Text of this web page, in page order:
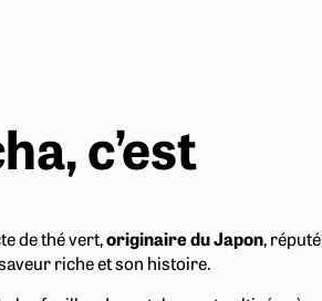
c’est
de thé vert,originaire du Japon, réputé
riche et son histoire.